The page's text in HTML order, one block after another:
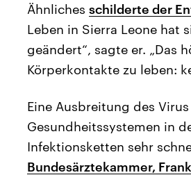
Ähnliches schilderte der
Leben in Sierra Leone hat
geändert“, sagte er. „Das
Körperkontakte zu leben:
Eine Ausbreitung des
Gesundheitssystemen in
Infektionsketten sehr
Bundesärztekammer,